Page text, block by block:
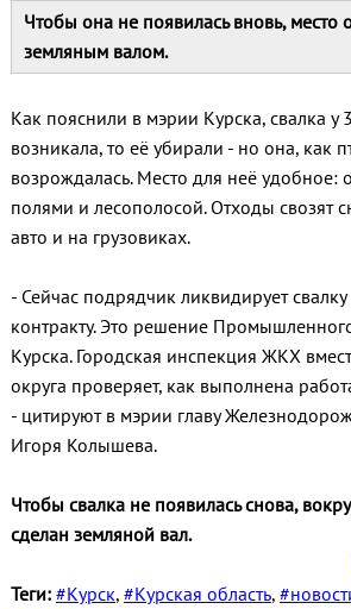
Чтобы она не появилась вновь, место
земляным валом.
Как пояснили в мэрии Курска, свалка у
возникала, то её убирали - но она, как
возрождалась. Место для неё удобное:
полями и лесополосой. Отходы свозят
авто и на грузовиках.
- Сейчас подрядчик ликвидирует
контракту. Это решение
Курска. Городская инспекция ЖКХ
округа проверяет, как выполнена
- цитируют в мэрии главу
Игоря Колышева.
Чтобы свалка не появилась снова,
сделан земляной вал.
Теги: #Курск, #Курская область,